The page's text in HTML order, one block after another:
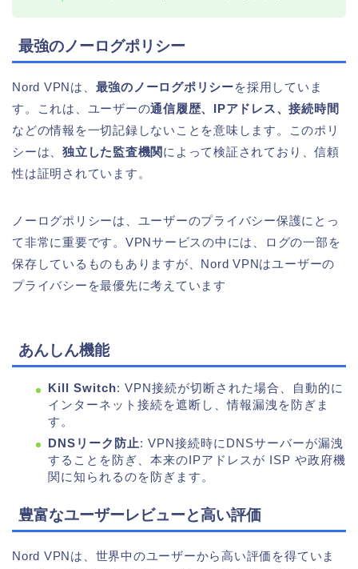
最強のノーログポリシー
Nord VPNは、 最強のノーログポリシーを採用していま
す。これは、ユーザーの通信履歴、IPアドレス、接続時間
などの情報を一切記録しないことを意味します。このポリ
シーは、独立した監査機関 によって検証されており、信頼
性は証明されています。
ノーログポリシーは、ユーザーのプライバシー保護にとっ
て非常に重要です。VPNサービスの中には、ログの一部を
保存しているものもありますが、Nord VPNはユーザーの
プライバシーを最優先に考えています
あんしん機能
Kill Switch: VPN接続が切断された場合、自動的に
インターネット接続を遮断し、情報漏洩を防ぎま
す。
DNSリーク防止: VPN接続時にDNSサーバーが漏洩
することを防ぎ、本来のIPアドレスが ISP や政府機
関に知られるのを防ぎます。
豊富なユーザーレビューと高い評価
Nord VPNは、世界中のユーザーから高い評価を得ていま